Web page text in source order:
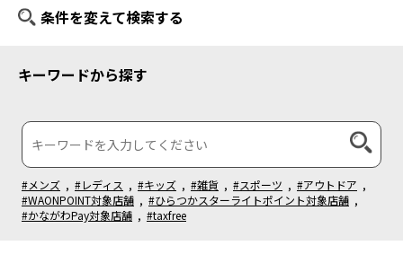
条件を変えて検索する
キーワードから探す
#メンズ , #レディス , #キッズ , #雑貨 , #スポーツ , #アウトドア ,
#WAONPOINT対象店舗 , #ひらつかスターライトポイント対象店舗 ,
#かながわPay対象店舗 , #taxfree